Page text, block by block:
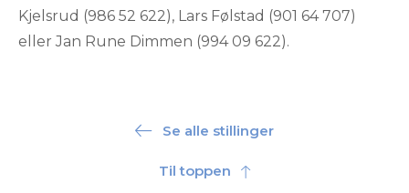
Kjelsrud (986 52 622), Lars Følstad (901 64 707)
eller Jan Rune Dimmen (994 09 622).
Se alle stillinger
Til toppen